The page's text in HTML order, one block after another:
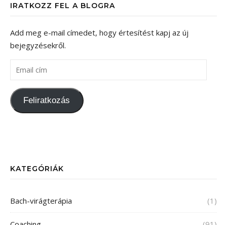
IRATKOZZ FEL A BLOGRA
Add meg e-mail címedet, hogy értesítést kapj az új
bejegyzésekről.
Email cím
Feliratkozás
KATEGÓRIÁK
Bach-virágterápia (1)